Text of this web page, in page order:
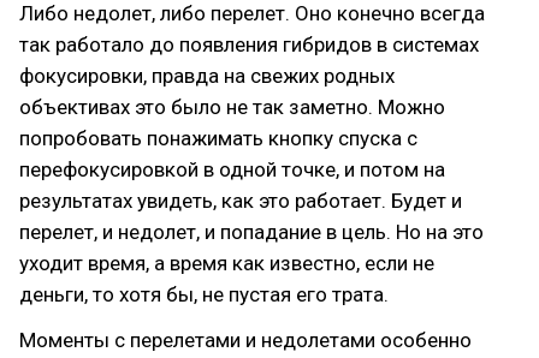
Либо недолет, либо перелет. Оно конечно всегда
так работало до появления гибридов в системах
фокусировки, правда на свежих родных
объективах это было не так заметно. Можно
попробовать понажимать кнопку спуска с
перефокусировкой в одной точке, и потом на
результатах увидеть, как это работает. Будет и
перелет, и недолет, и попадание в цель. Но на это
уходит время, а время как известно, если не
деньги, то хотя бы, не пустая его трата.
Моменты с перелетами и недолетами особенно